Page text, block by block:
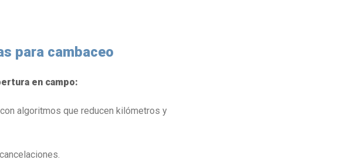
para cambaceo
en campo:
algoritmos que reducen kilómetros y